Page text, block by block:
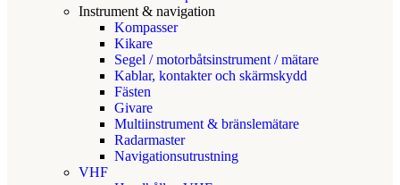
Instrument & navigation
Kompasser
Kikare
Segel / motorbåtsinstrument / mätare
Kablar, kontakter och skärmskydd
Fästen
Givare
Multiinstrument & bränslemätare
Radarmaster
Navigationsutrustning
VHF